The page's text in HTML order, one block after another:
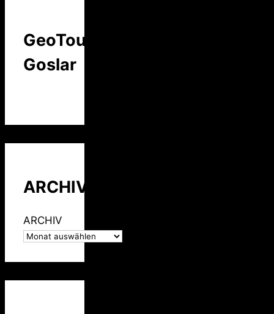
GeoTour
Goslar
ARCHIV
ARCHIV